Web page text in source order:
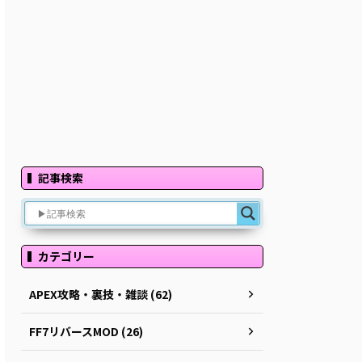
記事検索
カテゴリー
APEX攻略・裏技・雑談 (62)
FF7リバースMOD (26)